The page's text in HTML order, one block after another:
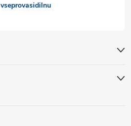
vseprovasidilnu